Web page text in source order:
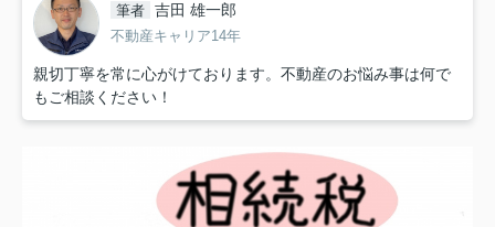
筆者 吉田 雄一郎
不動産キャリア14年
親切丁寧を常に心がけております。不動産のお悩み事は何で
もご相談ください！